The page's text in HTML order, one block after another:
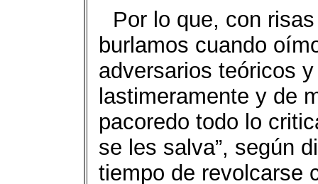
Por lo que, con
burlamos cuando
adversarios teóricos
lastimeramente y de
pacoredo todo lo
se les salva”, según
tiempo de revolcarse